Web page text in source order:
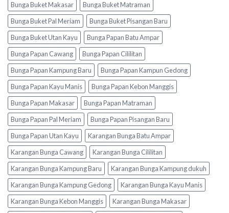
Bunga Buket Makasar
Bunga Buket Matraman
Bunga Buket Pal Meriam
Bunga Buket Pisangan Baru
Bunga Buket Utan Kayu
Bunga Papan Batu Ampar
Bunga Papan Cawang
Bunga Papan Cililitan
Bunga Papan Kampung Baru
Bunga Papan Kampun Gedong
Bunga Papan Kayu Manis
Bunga Papan Kebon Manggis
Bunga Papan Makasar
Bunga Papan Matraman
Bunga Papan Pal Meriam
Bunga Papan Pisangan Baru
Bunga Papan Utan Kayu
Karangan Bunga Batu Ampar
Karangan Bunga Cawang
Karangan Bunga Cililitan
Karangan Bunga Kampung Baru
Karangan Bunga Kampung dukuh
Karangan Bunga Kampung Gedong
Karangan Bunga Kayu Manis
Karangan Bunga Kebon Manggis
Karangan Bunga Makasar